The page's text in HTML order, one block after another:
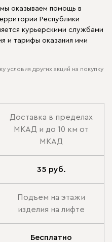
оказываем помощь в
Республики
курьерскими службами
и тарифы оказания ими
условия других акций на покупку
Доставка в пределах
МКАД и до 10 км от
МКАД
35 руб.
Подъем на этажи
изделия на лифте
Бесплатно